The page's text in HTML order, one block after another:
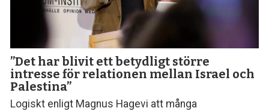
”Det har blivit ett betydligt större
intresse för relationen mellan Israel och
Palestina”
Logiskt enligt Magnus Hagevi att många